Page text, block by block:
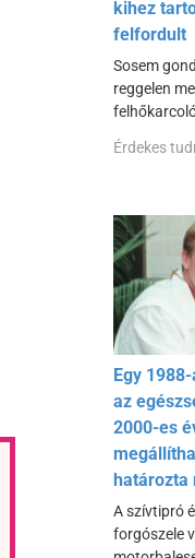
kihez
felfordult
Sosem
reggelen
Érdekes
Egy
az
2000-es
határozta
A szívtipró
forgószele